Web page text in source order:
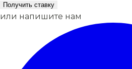
Получить ставку
или напишите нам